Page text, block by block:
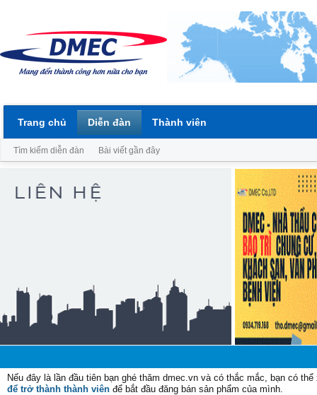
Nếu đây là lần đầu tiên bạn ghé thăm dmec.vn và có thắc mắc, bạn có
để trở thành thành viên để bắt đầu đăng bán sản phẩm của mình.
Trang chủ Diễn đàn
Tìm kiếm diễn đàn Bài viết gần đây
Thành viên